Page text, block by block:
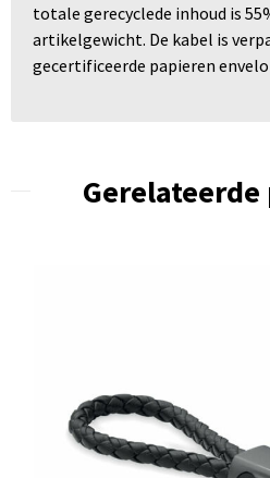
totale gerecyclede inhoud is
artikelgewicht. De kabel is
gecertificeerde papieren